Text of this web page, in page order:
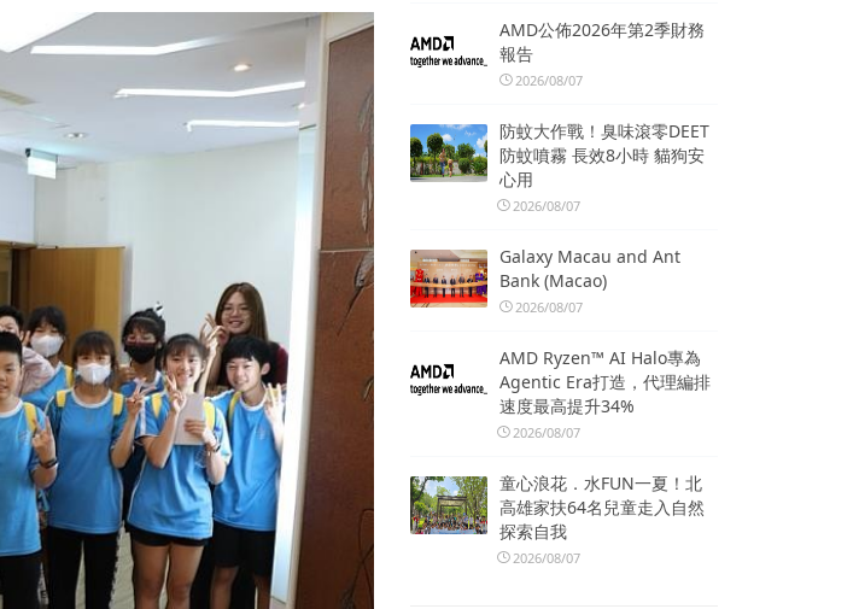
AMD公佈2026年第2季財務
報告
2026/08/07
防蚊大作戰！臭味滾零DEET
防蚊噴霧 長效8小時 貓狗安
心用
2026/08/07
Galaxy Macau and Ant
Bank (Macao)
2026/08/07
AMD Ryzen™ AI Halo專為
Agentic Era打造，代理編排
速度最高提升34%
2026/08/07
童心浪花．水FUN一夏！北
高雄家扶64名兒童走入自然
探索自我
2026/08/07